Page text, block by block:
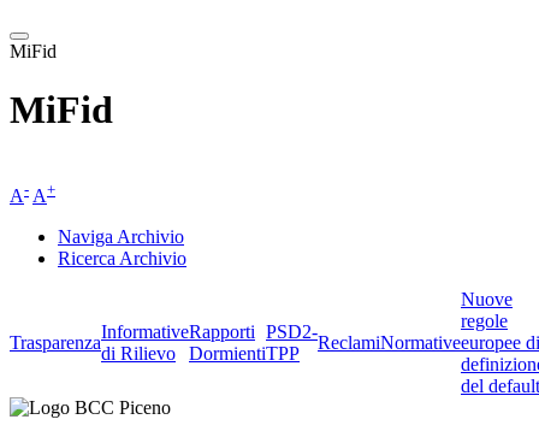
MiFid
MiFid
A- A+
Naviga Archivio
Ricerca Archivio
Trasparenza
Informative
di Rilievo
Rapporti
Dormienti
PSD2-
TPP
ReclamiNormative
Nuove
regole
europee di
del default